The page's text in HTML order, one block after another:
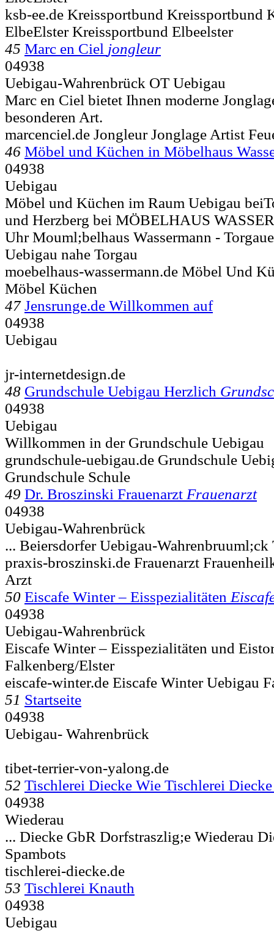
ksb-ee.de Kreissportbund Kreissportbund
ElbeElster Kreissportbund Elbeelster
45 Marc en Ciel jongleur
04938
Uebigau-Wahrenbrück OT Uebigau
Marc en Ciel bietet Ihnen moderne
besonderen Art.
marcenciel.de Jongleur Jonglage Artist
46 Möbel und Küchen in Möbelhaus
04938
Uebigau
Möbel und Küchen im Raum Uebigau
und Herzberg bei MÖBELHAUS
Uhr Mouml;belhaus Wassermann -
Uebigau nahe Torgau
moebelhaus-wassermann.de Möbel Und
Möbel Küchen
47 Jensrunge.de Willkommen auf
04938
Uebigau
jr-internetdesign.de
48 Grundschule Uebigau Herzlich
04938
Uebigau
Willkommen in der Grundschule Uebigau
grundschule-uebigau.de Grundschule
Grundschule Schule
49 Dr. Broszinski Frauenarzt Frauenarzt
04938
Uebigau-Wahrenbrück
... BeiersdorferUebigau-Wahrenbruuml;ck
praxis-broszinski.de Frauenarzt
Arzt
50 Eiscafe Winter – Eisspezialitäten
04938
Uebigau-Wahrenbrück
Eiscafe Winter – Eisspezialitäten und
Falkenberg/Elster
eiscafe-winter.de Eiscafe Winter Uebigau
51 Startseite
04938
Uebigau- Wahrenbrück
tibet-terrier-von-yalong.de
52 Tischlerei Diecke Wie Tischlerei
04938
Wiederau
... Diecke GbR Dorfstraszlig;e Wiederau
Spambots
tischlerei-diecke.de
53 Tischlerei Knauth
04938
Uebigau